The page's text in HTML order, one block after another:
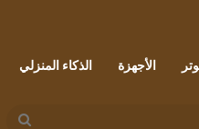
الأجهزة الذكاء المنزلي
بحث